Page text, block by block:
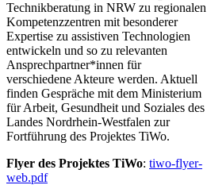
Technikberatung in NRW zu regionalen
Kompetenzzentren mit besonderer
Expertise zu assistiven Technologien
entwickeln und so zu relevanten
Ansprechpartner*innen für
verschiedene Akteure werden. Aktuell
finden Gespräche mit dem Ministerium
für Arbeit, Gesundheit und Soziales des
Landes Nordrhein-Westfalen zur
Fortführung des Projektes TiWo.
Flyer des Projektes TiWo: tiwo-flyer-
web.pdf